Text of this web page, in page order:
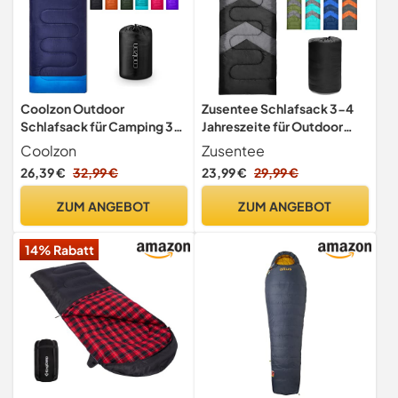
Coolzon Outdoor
Schlafsack für Camping 3-
4 Jahreszeiten Erwachsene
Decke Kleines Packmaß
Ultraleicht Tragetasche
Outdoor Camping Reisen
Coolzon
26,39 € 32,99 €
ZUM ANGEBOT
Zusentee Schlafsack 3-4
Jahreszeite für Outdoor
Camping Warme Einzelne
Erwachsene Wasserdicht
Leichter Ultraleicht
Kinder Camping Wandern,
Zusentee
23,99 € 29,99 €
ZUM ANGEBOT
14% Rabatt